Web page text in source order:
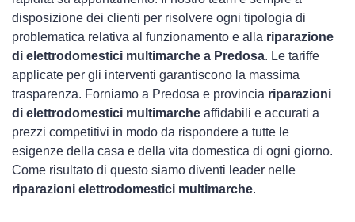
disposizione dei clienti per risolvere ogni tipologia di
problematica relativa al funzionamento e alla riparazione
di elettrodomestici multimarche a Predosa. Le tariffe
applicate per gli interventi garantiscono la massima
trasparenza. Forniamo a Predosa e provincia riparazioni
di elettrodomestici multimarche affidabili e accurati a
prezzi competitivi in modo da rispondere a tutte le
esigenze della casa e della vita domestica di ogni giorno.
Come risultato di questo siamo diventi leader nelle
riparazioni elettrodomestici multimarche.